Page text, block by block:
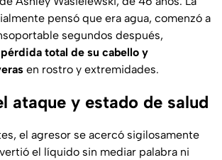
pensó que era agua, comenzó a
segundos después,
pérdida total de su cabello y
en rostro y extremidades.
ataque y estado de salud
el agresor se acercó sigilosamente
el líquido sin mediar palabra ni